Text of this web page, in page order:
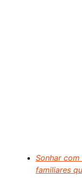
Sonhar
familiares